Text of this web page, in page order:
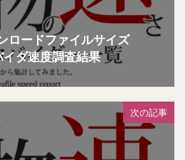
ロードファイルサイズ
ダ速度調査結果
次の記事